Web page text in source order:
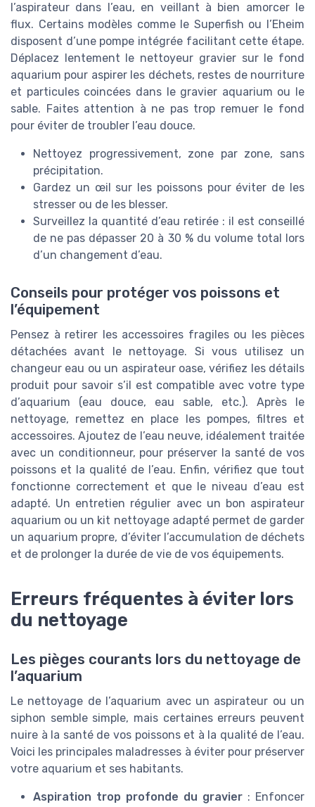
l’aspirateur dans l’eau, en veillant à bien amorcer le
flux. Certains modèles comme le Superfish ou l’Eheim
disposent d’une pompe intégrée facilitant cette étape.
Déplacez lentement le nettoyeur gravier sur le fond
aquarium pour aspirer les déchets, restes de nourriture
et particules coincées dans le gravier aquarium ou le
sable. Faites attention à ne pas trop remuer le fond
pour éviter de troubler l’eau douce.
Nettoyez progressivement, zone par zone, sans
précipitation.
Gardez un œil sur les poissons pour éviter de les
stresser ou de les blesser.
Surveillez la quantité d’eau retirée : il est conseillé
de ne pas dépasser 20 à 30 % du volume total lors
d’un changement d’eau.
Conseils pour protéger vos poissons et
l’équipement
Pensez à retirer les accessoires fragiles ou les pièces
détachées avant le nettoyage. Si vous utilisez un
changeur eau ou un aspirateur oase, vérifiez les détails
produit pour savoir s’il est compatible avec votre type
d’aquarium (eau douce, eau sable, etc.). Après le
nettoyage, remettez en place les pompes, filtres et
accessoires. Ajoutez de l’eau neuve, idéalement traitée
avec un conditionneur, pour préserver la santé de vos
poissons et la qualité de l’eau. Enfin, vérifiez que tout
fonctionne correctement et que le niveau d’eau est
adapté. Un entretien régulier avec un bon aspirateur
aquarium ou un kit nettoyage adapté permet de garder
un aquarium propre, d’éviter l’accumulation de déchets
et de prolonger la durée de vie de vos équipements.
Erreurs fréquentes à éviter lors
du nettoyage
Les pièges courants lors du nettoyage de
l’aquarium
Le nettoyage de l’aquarium avec un aspirateur ou un
siphon semble simple, mais certaines erreurs peuvent
nuire à la santé de vos poissons et à la qualité de l’eau.
Voici les principales maladresses à éviter pour préserver
votre aquarium et ses habitants.
Aspiration trop profonde du gravier : Enfoncer